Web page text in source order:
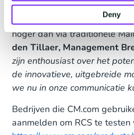
Deny
bekijken. Door gebruik te
technologie was de fan
hoger dan via traditionele
den Tillaer, Management
zijn enthousiast over het
de innovatieve, uitgebreide
we nu in onze communicatie
Bedrijven die CM.com
aanmelden om RCS te testen